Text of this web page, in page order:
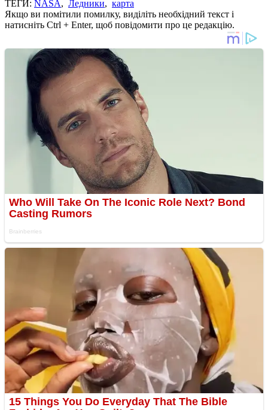
ТЕГИ: NASA, Ледники, карта
Якщо ви помітили помилку, виділіть необхідний текст і
натисніть Ctrl + Enter, щоб повідомити про це редакцію.